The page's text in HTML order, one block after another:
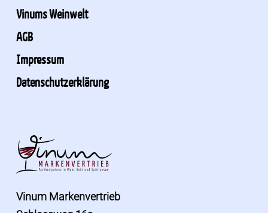
Vinums Weinwelt
AGB
Impressum
Datenschutzerklärung
Vinum Markenvertrieb